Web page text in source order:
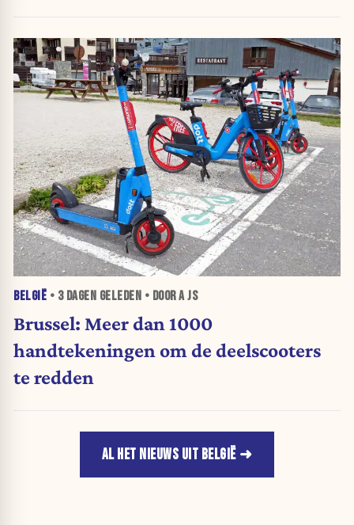
BELGIË • 3 DAGEN GELEDEN • DOOR A JS
Brussel: Meer dan 1000
handtekeningen om de deelscooters
te redden
AL HET NIEUWS UIT BELGIË